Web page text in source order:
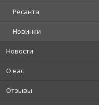
Ресанта
Новинки
Новости
О нас
Отзывы